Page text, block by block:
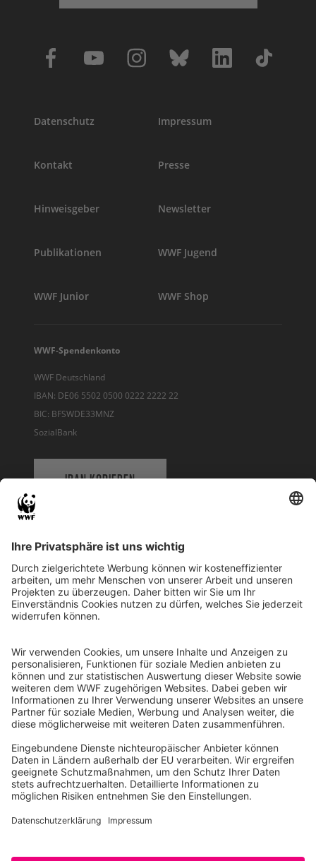
Datenschutz Impressum
Kontakt Presse
Hinweisgeber Newsletter
Publikationen WWF Jugend
WWF Junior WWF Shop
WWF-Spendenkonto
WWF Deutschland
IBAN: DE06 5502 0500 0222 2222 22
BIC: BFSWDE33MNZ
SozialBank
IBAN KOPIEREN
WWF Deutschland
Reinhardtstr. 18
10117 Berlin
Ihre Spende kann steuerlich geltend gemacht werden
Registriert als Stiftung WWF Deutschland, Senatsverwaltung für
Justiz Berlin, Az: 3416/976/2
Umsatzsteuer-Identifikationsnummer: DE 114236103
Freistellungsbescheid: Als gemeinnützige Körperschaft befreit
von der Körperschaftssteuer gem. §5 I 9 KStg. unter der
Steuernummer 27/641/09321